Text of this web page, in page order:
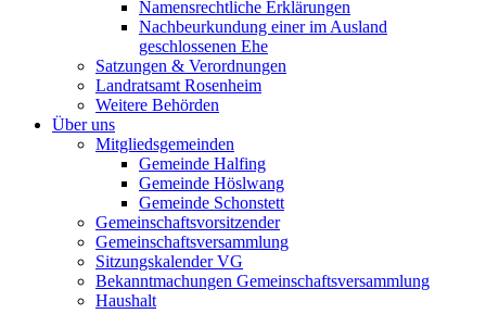
Namensrechtliche Erklärungen
Nachbeurkundung einer im Ausland
geschlossenen Ehe
Satzungen & Verordnungen
Landratsamt Rosenheim
Weitere Behörden
Über uns
Mitgliedsgemeinden
Gemeinde Halfing
Gemeinde Höslwang
Gemeinde Schonstett
Gemeinschaftsvorsitzender
Gemeinschaftsversammlung
Sitzungskalender VG
Bekanntmachungen Gemeinschaftsversammlung
Haushalt